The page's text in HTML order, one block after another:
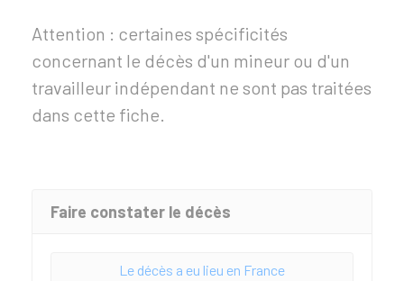
Attention : certaines spécificités
concernant le décès d'un mineur ou d'un
travailleur indépendant ne sont pas traitées
dans cette fiche.
Faire constater le décès
Le décès a eu lieu en France